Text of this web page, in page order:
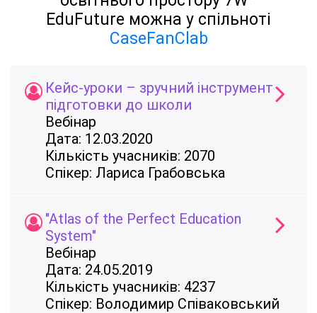
EduFuture можна у спільноті
CaseFanClab
Кейс-уроки – зручний інструмент
підготовки до школи
Вебінар
Дата: 12.03.2020
Кількість учасників: 2070
Спікер: Лариса Грабовська
"Atlas of the Perfect Education
System"
Вебінар
Дата: 24.05.2019
Кількість учасників: 4237
Спікер: Володимир Співаковський